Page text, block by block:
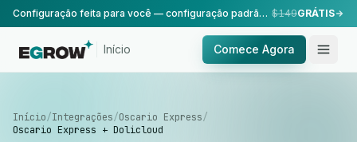
Configuração feita para você — configuração padrão, realizada pela nossa equipe. $149GRÁTIS
Início Comece Agora
Início/Integrações/Oscario Express/
Oscario Express + Dolicloud